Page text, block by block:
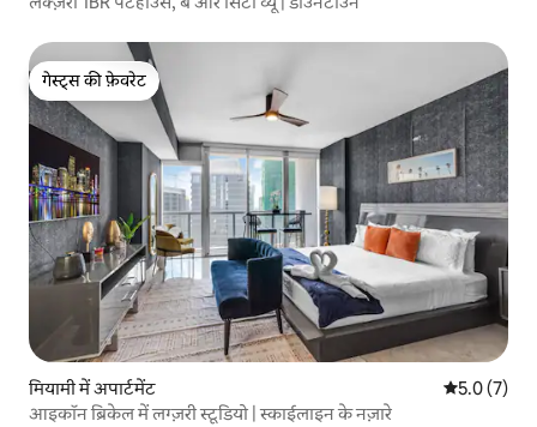
गेस्ट्स की फ़ेवरेट
गेस्ट्स की फ़ेवरेट
मियामी में अपार्टमेंट औसत रेटिंग 5
5.0 (7)
आइकॉन ब्रिकेल में लग्ज़री स्टूडियो | स्काईलाइन के नज़ारे